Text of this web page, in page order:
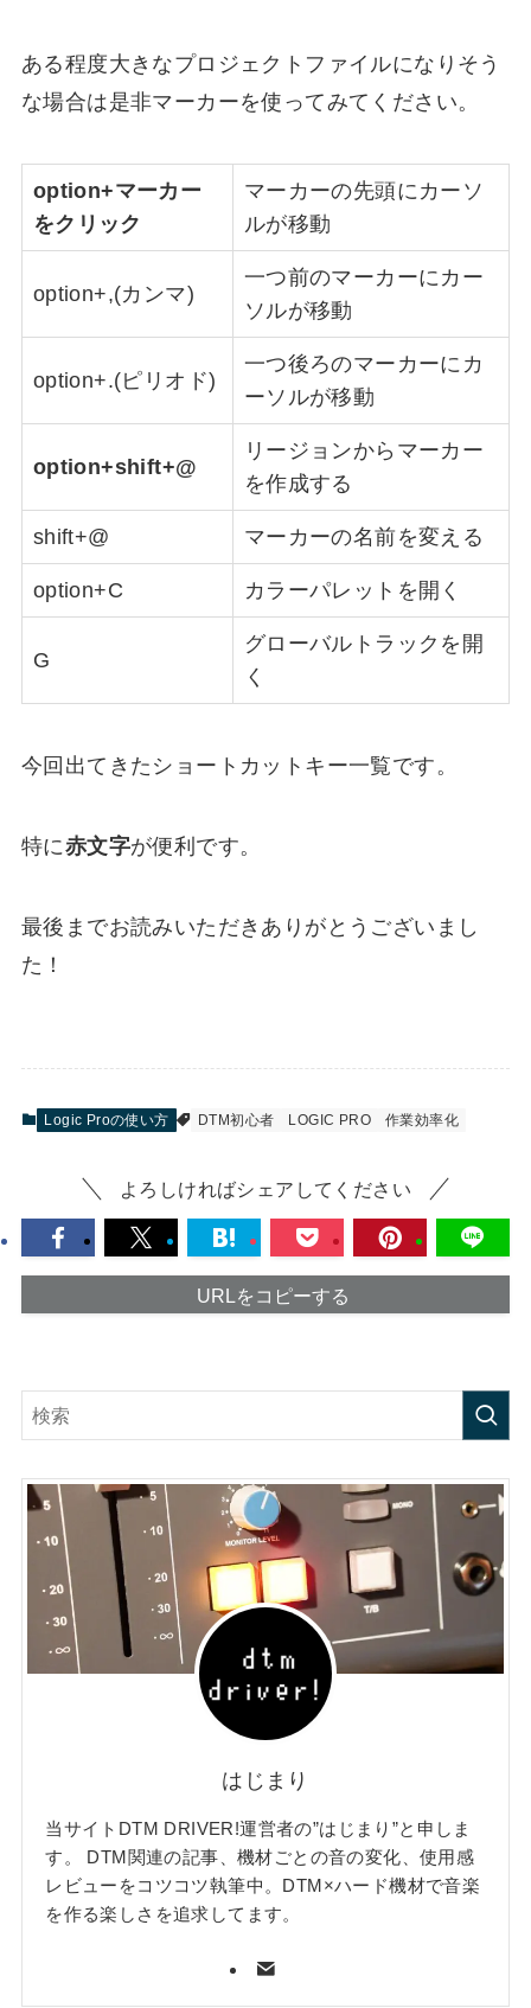
ある程度大きなプロジェクトファイルになりそう
な場合は是非マーカーを使ってみてください。
option+マーカー
をクリック
マーカーの先頭にカーソ
ルが移動
option+,(カンマ)
一つ前のマーカーにカー
ソルが移動
option+.(ピリオド)
一つ後ろのマーカーにカ
ーソルが移動
option+shift+@
リージョンからマーカー
を作成する
shift+@ マーカーの名前を変える
option+C カラーパレットを開く
G
グローバルトラックを開
く
今回出てきたショートカットキー一覧です。
特に赤文字が便利です。
最後までお読みいただきありがとうございまし
た！
Logic Proの使い方 DTM初心者 LOGIC PRO 作業効率化
よろしければシェアしてください
URLをコピーする
はじまり
当サイトDTM DRIVER!運営者の”はじまり”と申しま
す。 DTM関連の記事、機材ごとの音の変化、使用感
レビューをコツコツ執筆中。DTM×ハード機材で音楽
を作る楽しさを追求してます。